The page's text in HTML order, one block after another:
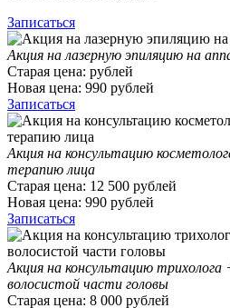
Записаться
Акция на лазерную эпиляцию на
Старая цена: рублей
Новая цена: 990 рублей
Записаться
Акция на консультацию
терапию лица
Старая цена: 12 500 рублей
Новая цена: 990 рублей
Записаться
Акция на консультацию
волосистой части головы
Старая цена: 8 000 рублей